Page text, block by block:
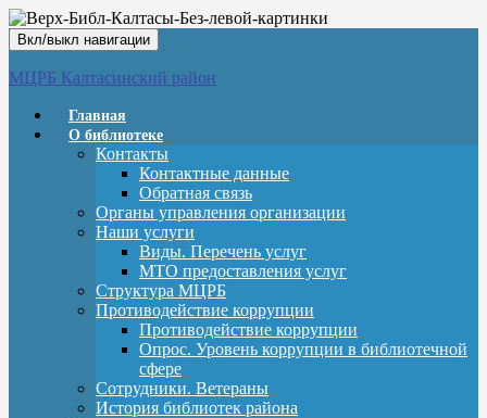
Вкл/выкл навигации
МЦРБ Калтасинский район
Главная
О библиотеке
Контакты
Контактные данные
Обратная связь
Органы управления организации
Наши услуги
Виды. Перечень услуг
МТО предоставления услуг
Структура МЦРБ
Противодействие коррупции
Противодействие коррупции
Опрос. Уровень коррупции в библиотечной
сфере
Сотрудники. Ветераны
История библиотек района